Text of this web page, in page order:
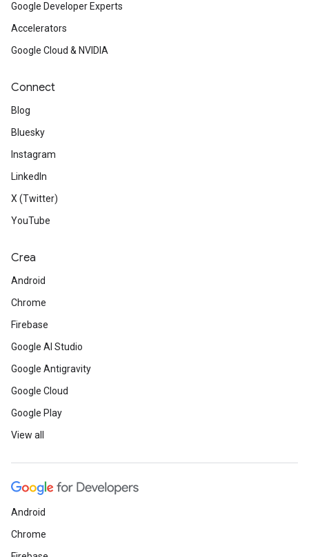
Google Developer Experts
Accelerators
Google Cloud & NVIDIA
Connect
Blog
Bluesky
Instagram
LinkedIn
X (Twitter)
YouTube
Crea
Android
Chrome
Firebase
Google AI Studio
Google Antigravity
Google Cloud
Google Play
View all
Android
Chrome